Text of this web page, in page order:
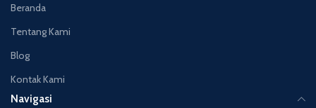
Beranda
Tentang Kami
Blog
Kontak Kami
Navigasi